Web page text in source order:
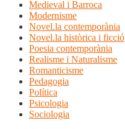
Medieval i Barroca
Modernisme
Novel.la contemporània
Novel.la històrica i ficció
Poesia contemporània
Realisme i Naturalisme
Romanticisme
Pedagogia
Política
Psicologia
Sociologia